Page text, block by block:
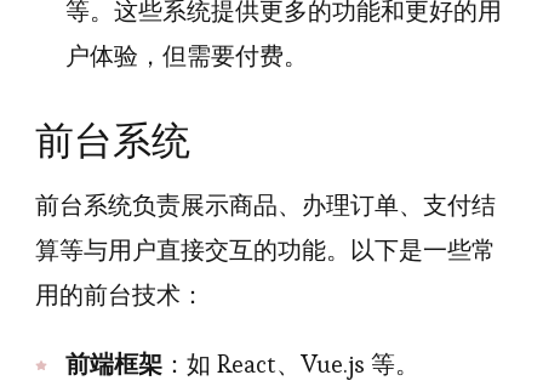
等。这些系统提供更多的功能和更好的用
户体验，但需要付费。
前台系统
前台系统负责展示商品、办理订单、支付结
算等与用户直接交互的功能。以下是一些常
用的前台技术：
前端框架 ：如 React、Vue.js 等。